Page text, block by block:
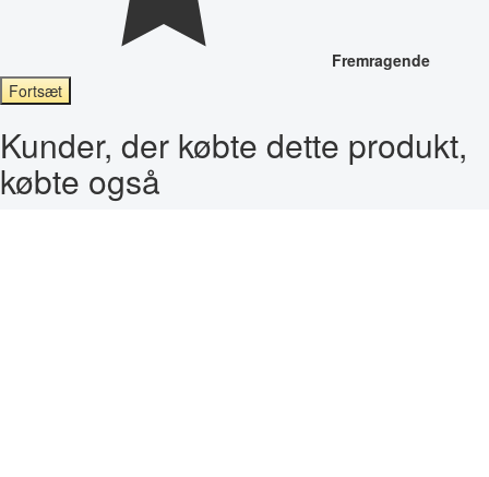
Fremragende
Fortsæt
Kunder, der købte dette produkt,
købte også